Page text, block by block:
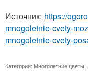
Источник: https://
mnogoletnie-cvety-
mnogoletnie-cvety-
Категории: Многолетние цветы